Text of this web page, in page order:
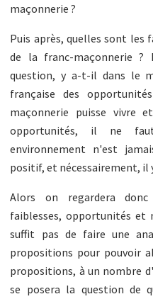
maçonnerie ?
Puis après, quelles sont les
de la franc-maçonnerie
question, y a-t-il dans le
française des
maçonnerie puisse vivre
opportunités, il ne
environnement n'est
positif, et nécessairement, il
Alors on regardera
faiblesses, opportunités et
suffit pas de faire une
propositions pour pouvoir
propositions, à un nombre
se posera la question de